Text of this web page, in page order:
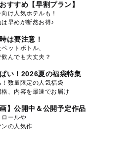
すすめ【早割プラン】
け人気ホテルも！
早めが断然お得♪
は要注意！
ットボトル、
んでも大丈夫？
い！2026夏の福袋特集
数量限定の人気福袋
、内容を最速でお届け
画】公開中＆公開予定作品
ロールや
ンの人気作